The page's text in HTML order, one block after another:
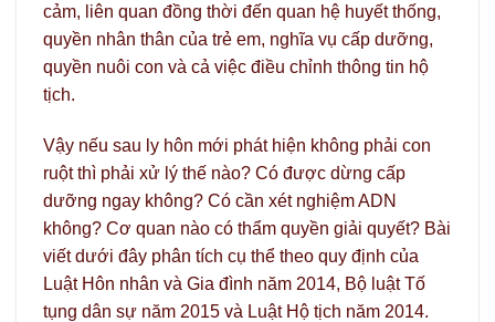
cảm, liên quan đồng thời đến quan hệ huyết thống,
quyền nhân thân của trẻ em, nghĩa vụ cấp dưỡng,
quyền nuôi con và cả việc điều chỉnh thông tin hộ
tịch.
Vậy nếu sau ly hôn mới phát hiện không phải con
ruột thì phải xử lý thế nào? Có được dừng cấp
dưỡng ngay không? Có cần xét nghiệm ADN
không? Cơ quan nào có thẩm quyền giải quyết? Bài
viết dưới đây phân tích cụ thể theo quy định của
Luật Hôn nhân và Gia đình năm 2014, Bộ luật Tố
tụng dân sự năm 2015 và Luật Hộ tịch năm 2014.